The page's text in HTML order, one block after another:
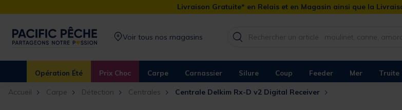
Livraison Gratuite* en Relais et en Magasin ainsi que la
Voir tous nos magasins
Opération Été Prix Choc Carpe Carnassier Silure Coup Feeder Mer Truite
Accueil Carpe Détection Centrales Centrale Delkim Rx-D v2 Digital Receiver